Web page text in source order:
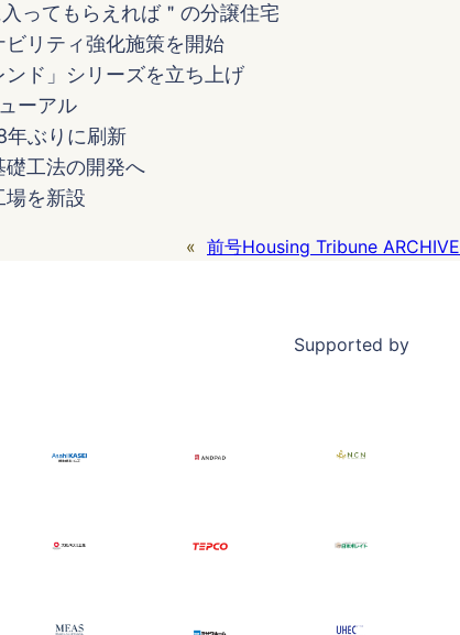
ってもらえれば＂の分譲住宅
リティ強化施策を開始
ド」シリーズを立ち上げ
ーアル
ぶりに刷新
工法の開発へ
を新設
« 前号Housing Tribune ARCHIVE
Supported by